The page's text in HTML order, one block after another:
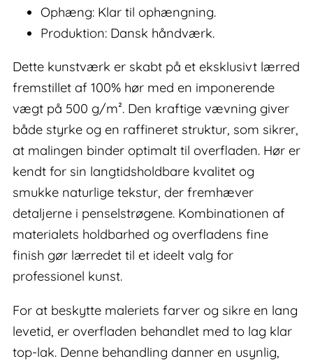
Ophæng: Klar til ophængning.
Produktion: Dansk håndværk.
Dette kunstværk er skabt på et eksklusivt lærred
fremstillet af 100% hør med en imponerende
vægt på 500 g/m². Den kraftige vævning giver
både styrke og en raffineret struktur, som sikrer,
at malingen binder optimalt til overfladen. Hør er
kendt for sin langtidsholdbare kvalitet og
smukke naturlige tekstur, der fremhæver
detaljerne i penselstrøgene. Kombinationen af
materialets holdbarhed og overfladens fine
finish gør lærredet til et ideelt valg for
professionel kunst.
For at beskytte maleriets farver og sikre en lang
levetid, er overfladen behandlet med to lag klar
top-lak. Denne behandling danner en usynlig,